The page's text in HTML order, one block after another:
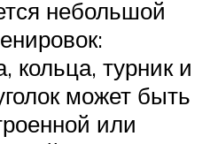
небольшой
кольца, турник и
может быть
или